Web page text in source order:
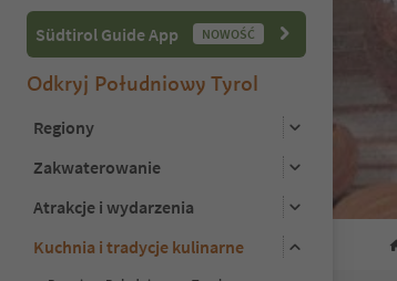
Südtirol Guide App NOWOŚĆ
Odkryj Południowy Tyrol
Regiony
Zakwaterowanie
Atrakcje i wydarzenia
Kuchnia i tradycje kulinarne